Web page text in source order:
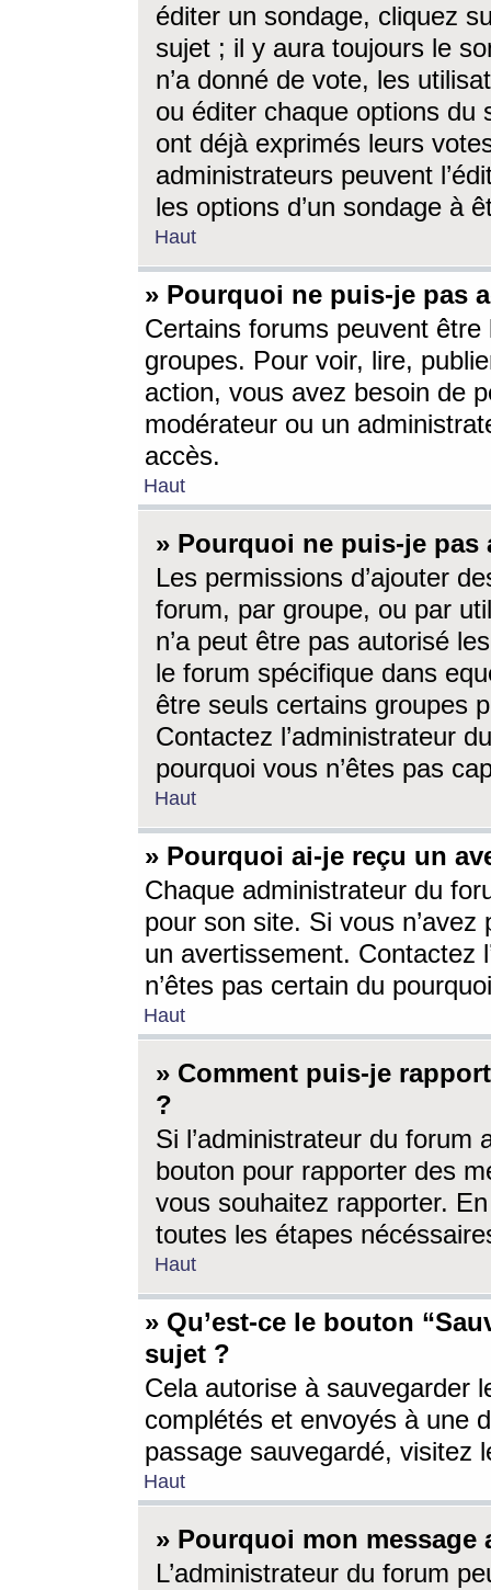
éditer un sondage, cliquez
sujet ; il y aura toujours le
n’a donné de vote, les
ou éditer chaque options du
ont déjà exprimés leurs
administrateurs peuvent
les options d’un sondage à
Haut
» Pourquoi ne puis-je pas
Certains forums peuvent être
groupes. Pour voir, lire,
action, vous avez besoin de
modérateur ou un
accès.
Haut
» Pourquoi ne puis-je
Les permissions d’ajouter
forum, par groupe, ou par
n’a peut être pas autorisé
le forum spécifique dans
être seuls certains groupes
Contactez l’administrateur
pourquoi vous n’êtes pas
Haut
» Pourquoi ai-je reçu un
Chaque administrateur du
pour son site. Si vous
un avertissement. Contactez
n’êtes pas certain du
Haut
» Comment puis-je
?
Si l’administrateur du forum
bouton pour rapporter des
vous souhaitez rapporter.
toutes les étapes
Haut
» Qu’est-ce le bouton
sujet ?
Cela autorise à sauvegarder
complétés et envoyés à une
passage sauvegardé, visitez
Haut
» Pourquoi mon message
L’administrateur du forum